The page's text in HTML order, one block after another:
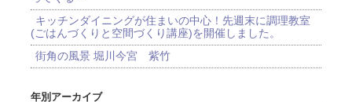
キッチンダイニングが住まいの中心！先週末に調理教室
(ごはんづくりと空間づくり講座)を開催しました。
街角の風景 堀川今宮 紫竹
年別アーカイブ